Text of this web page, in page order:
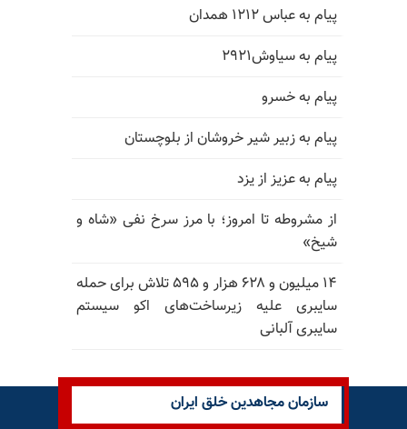
پیام به عباس ۱۲۱۲ همدان
پیام به سیاوش۲۹۲۱
پیام به خسرو
پیام به زبیر شیر خروشان از بلوچستان
پیام به عزیز از یزد
از مشروطه تا امروز؛ با مرز سرخ نفی «شاه و
شیخ»
۱۴ میلیون و ۶۲۸ هزار و ۵۹۵ تلاش برای حمله
سایبری علیه زیرساخت‌های اکو سیستم
سایبری آلبانی
سازمان مجاهدین خلق ایران